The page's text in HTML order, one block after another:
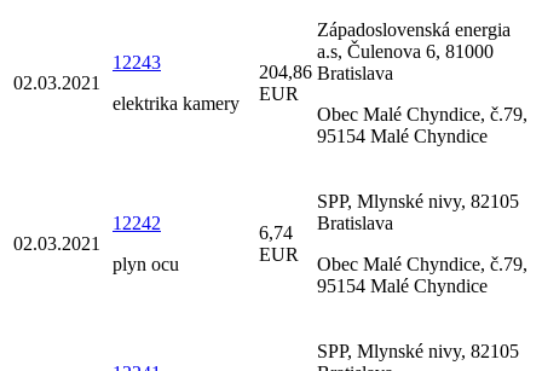
02.03.2021
12243
elektrika kamery
204,86
EUR
Západoslovenská energia
a.s, Čulenova 6, 81000
Bratislava
Obec Malé Chyndice, č.79,
95154 Malé Chyndice
02.03.2021
12242
plyn ocu
6,74
EUR
SPP, Mlynské nivy, 82105
Bratislava
Obec Malé Chyndice, č.79,
95154 Malé Chyndice
SPP, Mlynské nivy, 82105